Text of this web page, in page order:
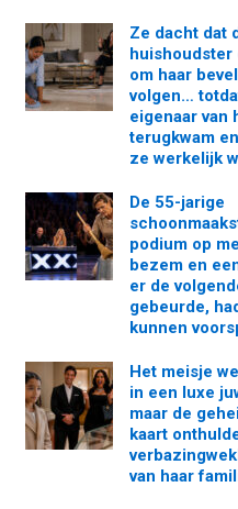
Ze dacht dat
huishoudster
om haar
volgen…
eigenaar van
terugkwam
ze werkelijk
De 55-jarige
podium op
bezem en
er de
gebeurde,
kunnen
Het meisje
in een luxe
maar de
kaart
van haar